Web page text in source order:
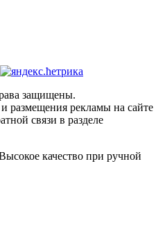
защищены.
размещения рекламы на сайте
связи в разделе
качество при ручной